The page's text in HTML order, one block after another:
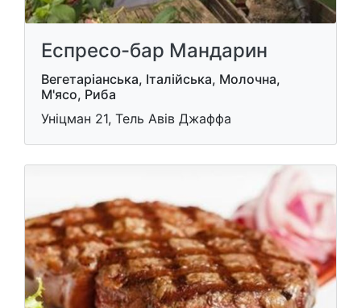
Еспресо-бар Мандарин
Вегетаріанська, Італійська, Молочна,
М'ясо, Риба
Уніцман 21, Тель Авів Джаффа